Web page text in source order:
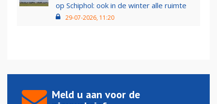
op Schiphol: ook in de winter alle ruimte
29-07-2026, 11:20
Meld u aan voor de